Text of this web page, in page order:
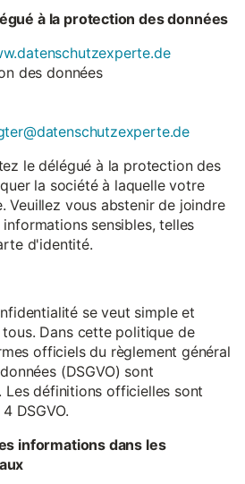
à la protection des données
des données
le délégué à la protection des
la société à laquelle votre
Veuillez vous abstenir de joindre
sensibles, telles
d'identité.
se veut simple et
Dans cette politique de
officiels du règlement général
(DSGVO) sont
Les définitions officielles sont
DSGVO.
informations dans les